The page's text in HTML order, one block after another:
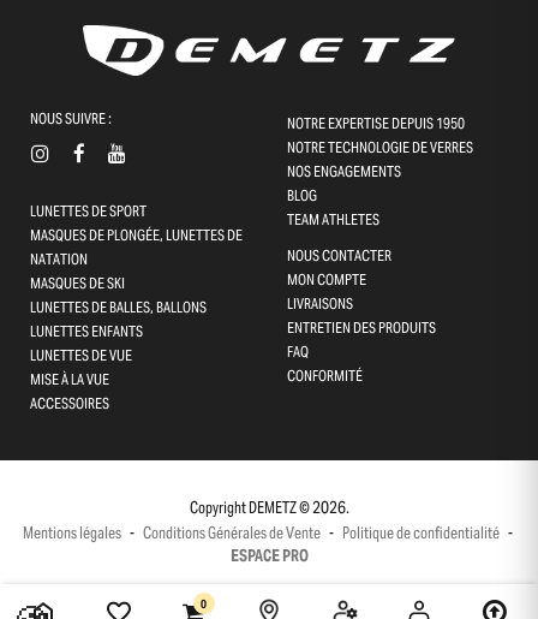
NOUS SUIVRE :
LUNETTES DE SPORT
MASQUES DE PLONGÉE, LUNETTES DE
NATATION
MASQUES DE SKI
LUNETTES DE BALLES, BALLONS
LUNETTES ENFANTS
LUNETTES DE VUE
MISE À LA VUE
ACCESSOIRES
NOTRE EXPERTISE DEPUIS 1950
NOTRE TECHNOLOGIE DE VERRES
NOS ENGAGEMENTS
BLOG
TEAM ATHLETES
NOUS CONTACTER
MON COMPTE
LIVRAISONS
ENTRETIEN DES PRODUITS
FAQ
CONFORMITÉ
Copyright DEMETZ © 2026.
Mentions légales - Conditions Générales de Vente - Politique de confidentialité -
ESPACE PRO
0
Gestion des cookies
Ce site utilise des cookies et vous donne le contrôle sur ceux que
Tout refuser
Personnaliser